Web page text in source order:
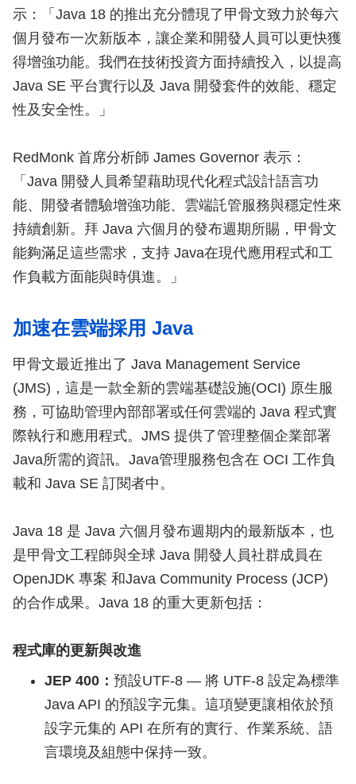
示：「Java 18 的推出充分體現了甲骨文致力於每六
個月發布一次新版本，讓企業和開發人員可以更快獲
得增強功能。我們在技術投資方面持續投入，以提高
Java SE 平台實行以及 Java 開發套件的效能、穩定
性及安全性。」
RedMonk 首席分析師 James Governor 表示：
「Java 開發人員希望藉助現代化程式設計語言功
能、開發者體驗增強功能、雲端託管服務與穩定性來
持續創新。拜 Java 六個月的發布週期所賜，甲骨文
能夠滿足這些需求，支持 Java在現代應用程式和工
作負載方面能與時俱進。」
加速在雲端採用 Java
甲骨文最近推出了 Java Management Service
(JMS)，這是一款全新的雲端基礎設施(OCI) 原生服
務，可協助管理內部部署或任何雲端的 Java 程式實
際執行和應用程式。JMS 提供了管理整個企業部署
Java所需的資訊。Java管理服務包含在 OCI 工作負
載和 Java SE 訂閱者中。
Java 18 是 Java 六個月發布週期内的最新版本，也
是甲骨文工程師與全球 Java 開發人員社群成員在
OpenJDK 專案 和Java Community Process (JCP)
的合作成果。Java 18 的重大更新包括：
程式庫的更新與改進
JEP 400： 預設UTF-8 — 將 UTF-8 設定為標準
Java API 的預設字元集。這項變更讓相依於預
設字元集的 API 在所有的實行、作業系統、語
言環境及組態中保持一致。